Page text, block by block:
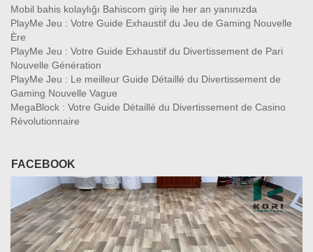
Mobil bahis kolaylığı Bahiscom giriş ile her an yanınızda
PlayMe Jeu : Votre Guide Exhaustif du Jeu de Gaming Nouvelle
Ère
PlayMe Jeu : Votre Guide Exhaustif du Divertissement de Pari
Nouvelle Génération
PlayMe Jeu : Le meilleur Guide Détaillé du Divertissement de
Gaming Nouvelle Vague
MegaBlock : Votre Guide Détaillé du Divertissement de Casino
Révolutionnaire
FACEBOOK